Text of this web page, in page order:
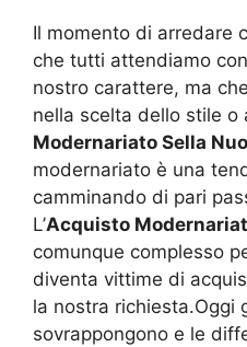
Il momento di arredare
che tutti attendiamo
nostro carattere, ma
nella scelta dello stile o
Modernariato Sella
modernariato è una
camminando di pari
L’Acquisto
comunque complesso
diventa vittime di
la nostra richiesta.Oggi
sovrappongono e le